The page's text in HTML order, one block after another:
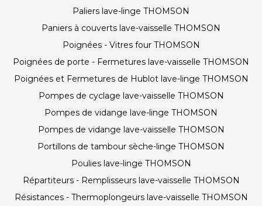
Paliers lave-linge THOMSON
Paniers à couverts lave-vaisselle THOMSON
Poignées - Vitres four THOMSON
Poignées de porte - Fermetures lave-vaisselle THOMSON
Poignées et Fermetures de Hublot lave-linge THOMSON
Pompes de cyclage lave-vaisselle THOMSON
Pompes de vidange lave-linge THOMSON
Pompes de vidange lave-vaisselle THOMSON
Portillons de tambour sèche-linge THOMSON
Poulies lave-linge THOMSON
Répartiteurs - Remplisseurs lave-vaisselle THOMSON
Résistances - Thermoplongeurs lave-vaisselle THOMSON